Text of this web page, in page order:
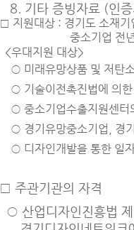
8 . 기타 증빙자료 (인
□ 지원대상 : 경기도소재기
중소기업 전
<우대지원 대상>
○ 미래유망상품 및 저탄
○ 기술이전촉진법에 의
○ 중소기업수출지원센
○ 경기유망중소기업, 경
○ 디자인개발을 통한 일
□ 주관기관의 자격
○ 산업디자인진흥법